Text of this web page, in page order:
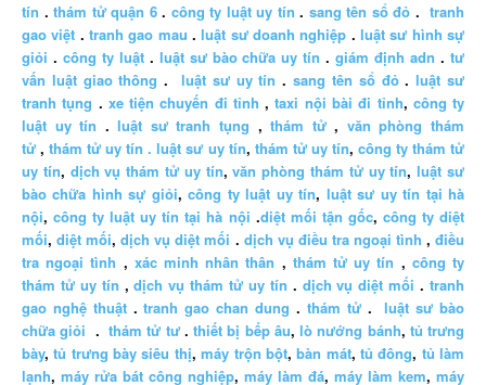
tín .thám tử quận 6. công ty luật uy tín . sang tên sổ đỏ .tranh
gao việt .tranh gao mau .luật sư doanh nghiệp .luật sư hình sự
giỏi . công ty luật. luật sư bào chữa uy tín .giám định adn .tư
vấn luật giao thông . luật sư uy tín .sang tên sổ đỏ.luật sư
tranh tụng . xe tiện chuyến đi tỉnh ,taxi nội bài đi tỉnh, công ty
luật uy tín .luật sư tranh tụng ,thám tử, văn phòng thám
tử ,thám tử uy tín . luật sư uy tín, thám tử uy tín, công ty thám tử
uy tín, dịch vụ thám tử uy tín,văn phòng thám tử uy tín,luật sư
bào chữa hình sự giỏi,công ty luật uy tín, luật sư uy tín tại hà
nội,công ty luật uy tín tại hà nội .diệt mối tận gốc, công ty diệt
mối,diệt mối,dịch vụ diệt mối . dịch vụ điều tra ngoại tình ,điều
tra ngoại tình , xác minh nhân thân , thám tử uy tín , công ty
thám tử uy tín ,dịch vụ thám tử uy tín . dịch vụ diệt mối .tranh
gao nghệ thuật.tranh gao chan dung . thám tử.luật sư bào
chữa giỏi .thám tử tư.thiết bị bếp âu,lò nướng bánh, tủ trưng
bày,tủ trưng bày siêu thị,máy trộn bột,bàn mát, tủ đông, tủ làm
lạnh, máy rửa bát công nghiệp, máy làm đá, máy làm kem, máy